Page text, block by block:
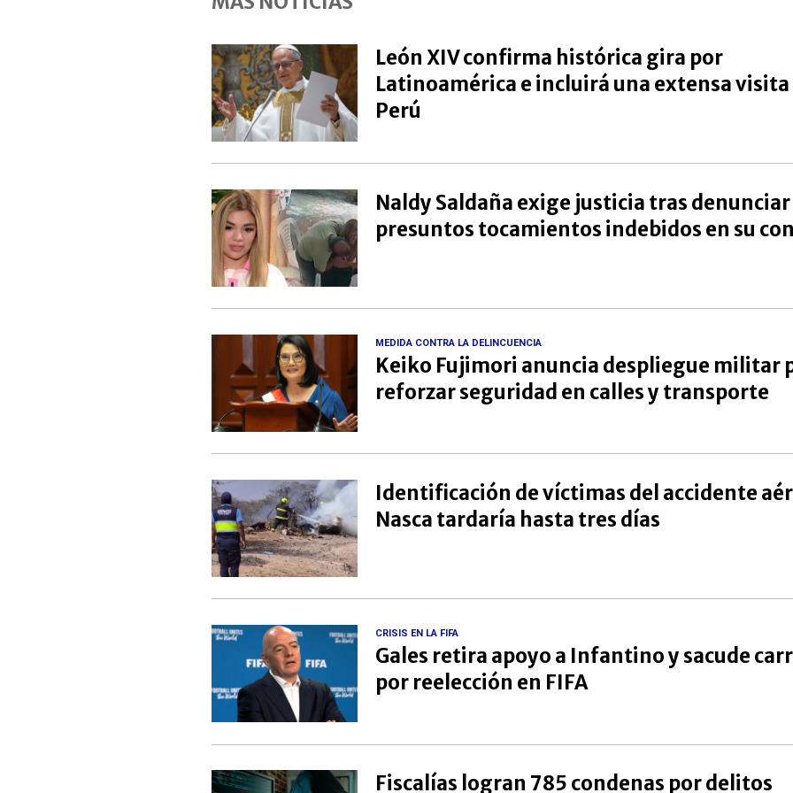
León XIV confirma histórica gira por
Latinoamérica e incluirá una extensa visita
Perú
Naldy Saldaña exige justicia tras denunciar
presuntos tocamientos indebidos en su
MEDIDA CONTRA LA DELINCUENCIA
Keiko Fujimori anuncia despliegue militar
reforzar seguridad en calles y transporte
Identificación de víctimas del accidente
Nasca tardaría hasta tres días
CRISIS EN LA FIFA
Gales retira apoyo a Infantino y sacude
por reelección en FIFA
Fiscalías logran 785 condenas por delitos